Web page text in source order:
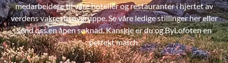
medarbeidere til våre hoteller og restauranter i hjertet av
verdens vakreste øygruppe. Se våre ledige stillinger her eller
send oss en åpen søknad. Kanskje er du og ByLofoten en
perfekt match.